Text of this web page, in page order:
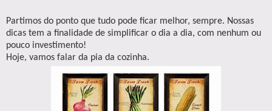
Partimos do ponto que tudo pode ficar melhor, sempre. Nossas
dicas tem a finalidade de simplificar o dia a dia, com nenhum ou
pouco investimento!
Hoje, vamos falar da pia da cozinha.